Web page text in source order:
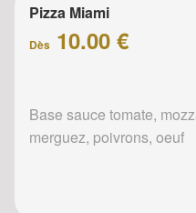
Pizza Miami
Dès 10.00 €
Base sauce tomate,
merguez, poivrons, oeuf